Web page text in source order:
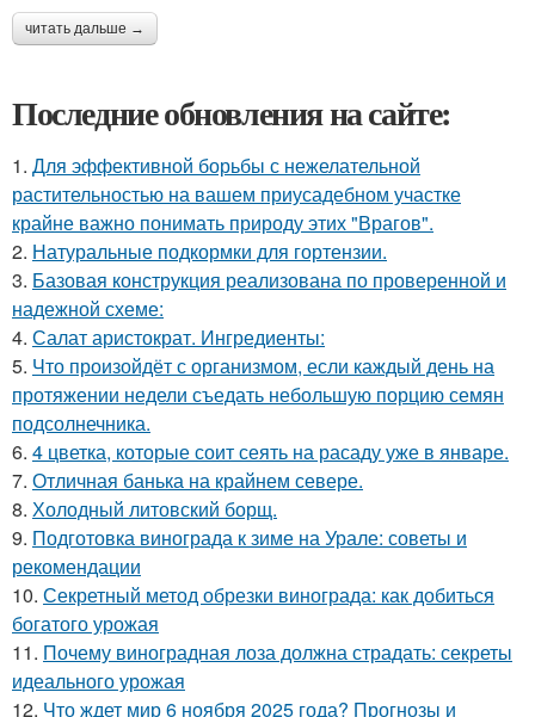
читать дальше →
Последние обновления на сайте:
1. Для эффективной борьбы с нежелательной
растительностью на вашем приусадебном участке
крайне важно понимать природу этих "Врагов".
2. Натуральные подкормки для гортензии.
3. Базовая конструкция реализована по проверенной и
надежной схеме:
4. Салат аристократ. Ингредиенты:
5. Что произойдёт с организмом, если каждый день на
протяжении недели съедать небольшую порцию семян
подсолнечника.
6. 4 цветка, которые соит сеять на расаду уже в январе.
7. Отличная банька на крайнем севере.
8. Холодный литовский борщ.
9. Подготовка винограда к зиме на Урале: советы и
рекомендации
10. Секретный метод обрезки винограда: как добиться
богатого урожая
11. Почему виноградная лоза должна страдать: секреты
идеального урожая
12. Что ждет мир 6 ноября 2025 года? Прогнозы и